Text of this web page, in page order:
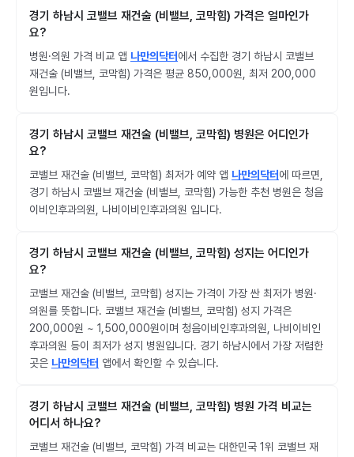
경기 하남시 코밸브 재건술 (비밸브, 코막힘) 가격은 얼마인가
요?
병원·의원 가격 비교 앱 나만의닥터에서 수집한 경기 하남시 코밸브
재건술 (비밸브, 코막힘) 가격은 평균 850,000원, 최저 200,000
원입니다.
경기 하남시 코밸브 재건술 (비밸브, 코막힘) 병원은 어디인가
요?
코밸브 재건술 (비밸브, 코막힘) 최저가 예약 앱 나만의닥터에 따르면,
경기 하남시 코밸브 재건술 (비밸브, 코막힘) 가능한 추천 병원은 청음
이비인후과의원, 나비이비인후과의원 입니다.
경기 하남시 코밸브 재건술 (비밸브, 코막힘) 성지는 어디인가
요?
코밸브 재건술 (비밸브, 코막힘) 성지는 가격이 가장 싼 최저가 병원·
의원를 뜻합니다. 코밸브 재건술 (비밸브, 코막힘) 성지 가격은
200,000원 ~ 1,500,000원이며 청음이비인후과의원, 나비이비인
후과의원 등이 최저가 성지 병원입니다. 경기 하남시에서 가장 저렴한
곳은 나만의닥터 앱에서 확인할 수 있습니다.
경기 하남시 코밸브 재건술 (비밸브, 코막힘) 병원 가격 비교는
어디서 하나요?
코밸브 재건술 (비밸브, 코막힘) 가격 비교는 대한민국 1위 코밸브 재